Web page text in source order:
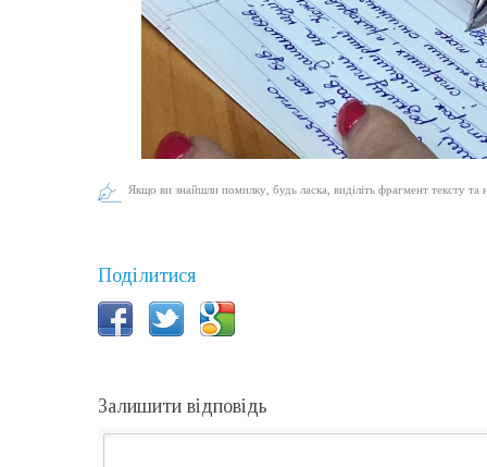
Якщо ви знайшли помилку, будь ласка, виділіть фрагмент тексту та
Поділитися
Залишити відповідь